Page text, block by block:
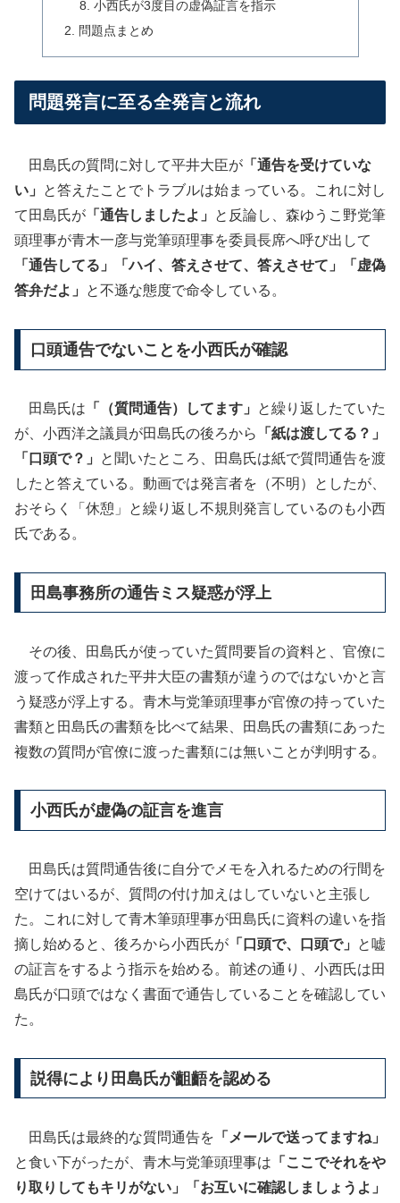
小西氏が3度目の虚偽証言を指示
問題点まとめ
問題発言に至る全発言と流れ
田島氏の質問に対して平井大臣が 「通告を受けていな
い」
と答えたことでトラブルは始まっている。これに対し
て田島氏が 「通告しましたよ」
と反論し、森ゆうこ野党筆
頭理事が青木一彦与党筆頭理事を委員長席へ呼び出して
「通告してる」「ハイ、答えさせて、答えさせて」「虚偽
答弁だよ」
と不遜な態度で命令している。
口頭通告でないことを小西氏が確認
田島氏は 「（質問通告）してます」
と繰り返したていた
が、小西洋之議員が田島氏の後ろから
「紙は渡してる？」
「口頭で？」
と聞いたところ、田島氏は紙で質問通告を渡
したと答えている。動画では発言者を（不明）としたが、
おそらく「休憩」と繰り返し不規則発言しているのも小西
氏である。
田島事務所の通告ミス疑惑が浮上
その後、田島氏が使っていた質問要旨の資料と、官僚に
渡って作成された平井大臣の書類が違うのではないかと言
う疑惑が浮上する。青木与党筆頭理事が官僚の持っていた
書類と田島氏の書類を比べて結果、田島氏の書類にあった
複数の質問が官僚に渡った書類には無いことが判明する。
小西氏が虚偽の証言を進言
田島氏は質問通告後に自分でメモを入れるための行間を
空けてはいるが、質問の付け加えはしていないと主張し
た。これに対して青木筆頭理事が田島氏に資料の違いを指
摘し始めると、後ろから小西氏が 「口頭で、口頭で」
と嘘
の証言をするよう指示を始める。前述の通り、小西氏は田
島氏が口頭ではなく書面で通告していることを確認してい
た。
説得により田島氏が齟齬を認める
田島氏は最終的な質問通告を 「メールで送ってますね」
と食い下がったが、青木与党筆頭理事は 「ここでそれをや
り取りしてもキリがない」「お互いに確認しましょうよ」